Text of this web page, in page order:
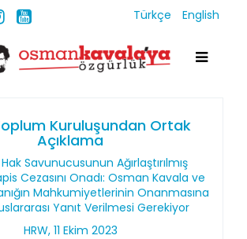
Türkçe English
Kuruluşundan Ortak
Açıklama
Savunucusunun Ağırlaştırılmış
Cezasını Onadı: Osman Kavala ve
Mahkumiyetlerinin Onanmasına
Yanıt Verilmesi Gerekiyor
HRW, 11 Ekim 2023